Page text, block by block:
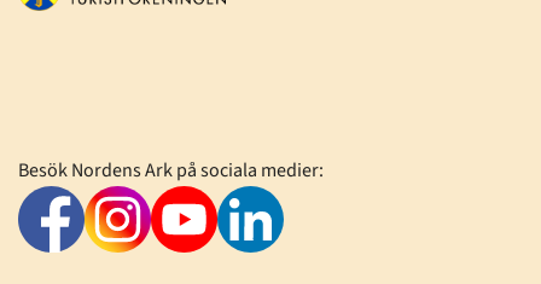
Besök Nordens Ark på sociala medier: